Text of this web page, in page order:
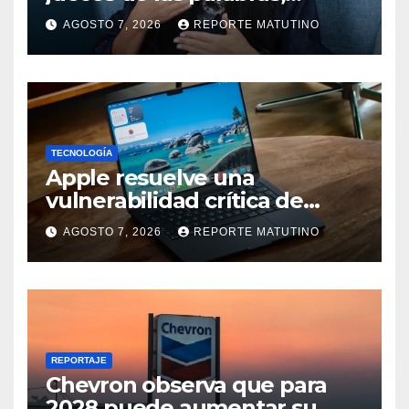
seremos testigos de los
resultados’
AGOSTO 7, 2026 REPORTE MATUTINO
TECNOLOGÍA
Apple resuelve una
vulnerabilidad crítica de
macOS: actualiza tu Mac
ahora
AGOSTO 7, 2026 REPORTE MATUTINO
REPORTAJE
Chevron observa que para